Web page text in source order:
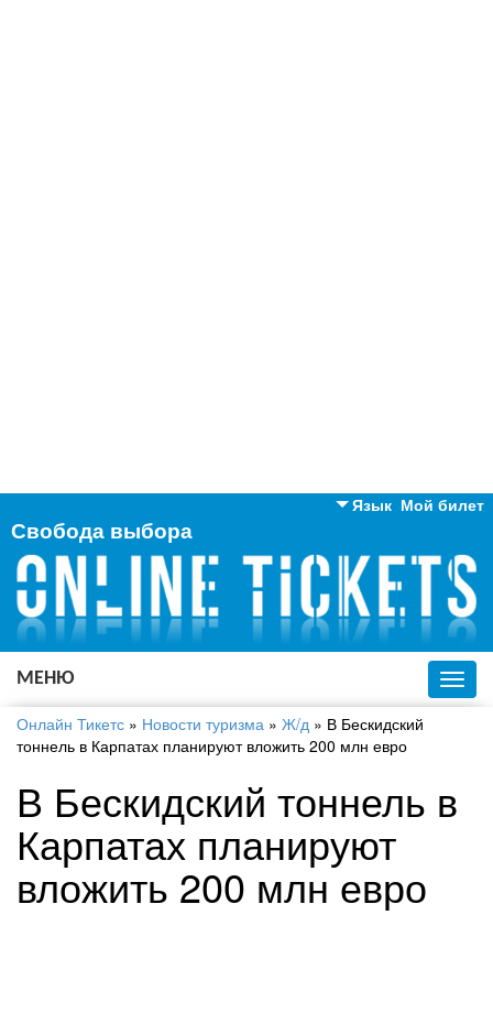
Мой билет
Язык
Английский
Русский
Украинский
Свобода выбора
МЕНЮ
Онлайн Тикетс » Новости туризма » Ж/д » В Бескидский
тоннель в Карпатах планируют вложить 200 млн евро
В Бескидский тоннель в
Карпатах планируют
вложить 200 млн евро